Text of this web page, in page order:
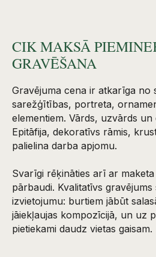
CIK MAKSĀ
GRAVĒŠANA
Gravējuma cena ir atkarīga no
sarežģītības, portreta,
elementiem. Vārds, uzvārds un
Epitāfija, dekoratīvs rāmis,
palielina darba apjomu.
Svarīgi rēķināties arī ar
pārbaudi. Kvalitatīvs
izvietojumu: burtiem jābūt
jāiekļaujas kompozīcijā, un uz
pietiekami daudz vietas gaisam.